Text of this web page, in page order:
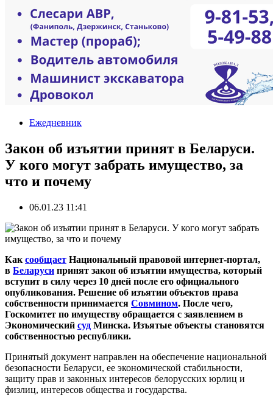
Ежедневник
Закон об изъятии принят в Беларуси.
У кого могут забрать имущество, за
что и почему
06.01.23 11:41
Как сообщает Национальный правовой интернет-портал,
в Беларуси принят закон об изъятии имущества, который
вступит в силу через 10 дней после его официального
опубликования. Решение об изъятии объектов права
собственности принимается Совмином. После чего,
Госкомитет по имуществу обращается с заявлением в
Экономический суд Минска. Изъятые объекты становятся
собственностью республики.
Принятый документ направлен на обеспечение национальной
безопасности Беларуси, ее экономической стабильности,
защиту прав и законных интересов белорусских юрлиц и
физлиц, интересов общества и государства.